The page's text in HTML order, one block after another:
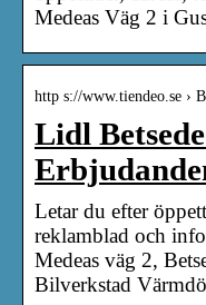
Medeas Väg 2 i
http s://www.tiendeo.se ›
Lidl
Letar du efter
reklamblad och
Medeas väg 2,
Bilverkstad